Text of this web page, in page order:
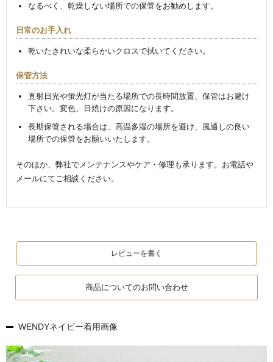
なるべく、乾燥しない場所での保管をお勧めします。
日常のお手入れ
乾いたきれいな柔らかいクロスで拭いてください。
保管方法
直射日光や蛍光灯が当たる場所での長時間放置、保管はお避け
下さい。変色、日焼けの原因になります。
長期保管される場合は、高温多湿の場所を避け、風通しの良い
場所での保管をお願いいたします。
そのほか、弊社でメンテナンスやケア・修理も承ります。お電話や
メールにてご相談ください。
レビューを書く
商品についてのお問い合わせ
WENDYネイビー着用画像